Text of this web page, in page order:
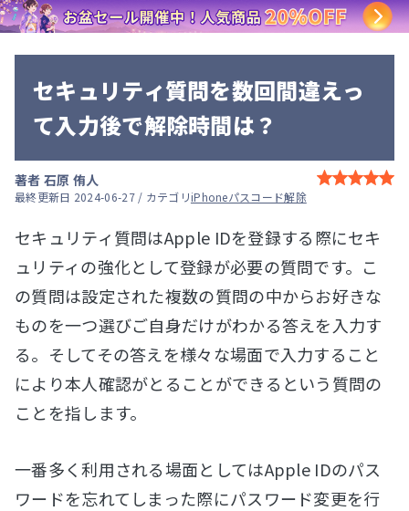
セキュリティ質問を数回間違えっ
て入力後で解除時間は？
著者 石原 侑人
最終更新日 2024-06-27 / カテゴリiPhoneパスコード解除
セキュリティ質問はApple IDを登録する際にセキ
ュリティの強化として登録が必要の質問です。こ
の質問は設定された複数の質問の中からお好きな
ものを一つ選びご自身だけがわかる答えを入力す
る。そしてその答えを様々な場面で入力すること
により本人確認がとることができるという質問の
ことを指します。
一番多く利用される場面としてはApple IDのパス
ワードを忘れてしまった際にパスワード変更を行